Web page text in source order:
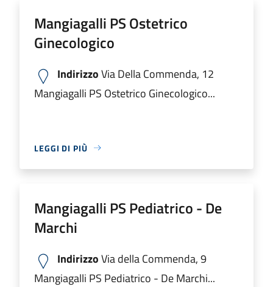
Mangiagalli PS Ostetrico
Ginecologico
IndirizzoVia Della Commenda, 12
Mangiagalli PS Ostetrico Ginecologico...
LEGGI DI PIÙ
Mangiagalli PS Pediatrico - De
Marchi
IndirizzoVia della Commenda, 9
Mangiagalli PS Pediatrico - De Marchi...